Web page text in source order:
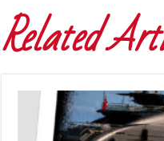
Related